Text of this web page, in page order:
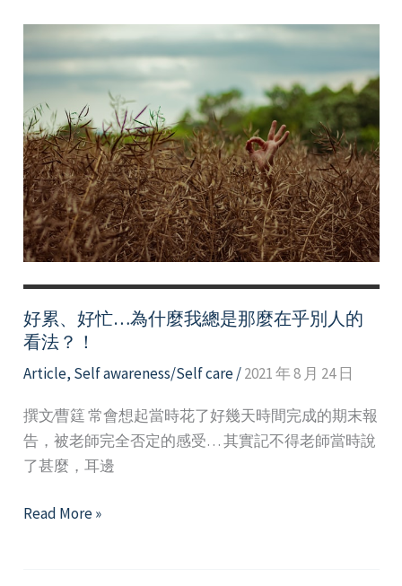
士
生
涯
路
好累、好忙…為什麼我總是那麼在乎別人的
看法？！
Article, Self awareness/Self care/2021 年 8 月 24 日
撰文∕曹筳 常會想起當時花了好幾天時間完成的期末報
告，被老師完全否定的感受… 其實記不得老師當時說
了甚麼，耳邊
好
Read More »